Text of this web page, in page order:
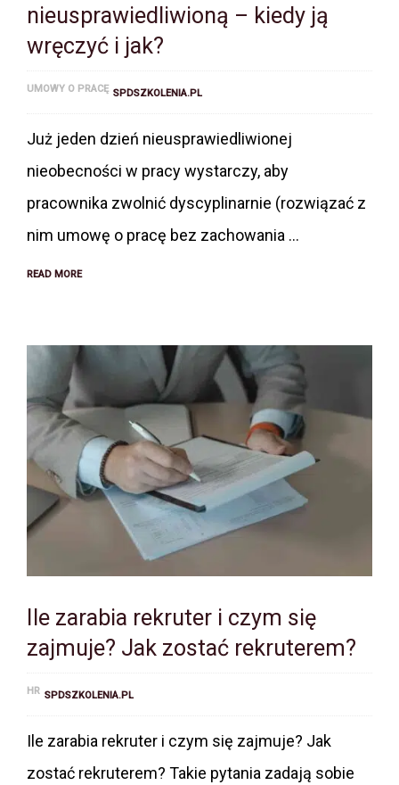
nieusprawiedliwioną – kiedy ją
wręczyć i jak?
UMOWY O PRACĘ SPDSZKOLENIA.PL
Już jeden dzień nieusprawiedliwionej
nieobecności w pracy wystarczy, aby
pracownika zwolnić dyscyplinarnie (rozwiązać z
nim umowę o pracę bez zachowania …
READ MORE
Ile zarabia rekruter i czym się
zajmuje? Jak zostać rekruterem?
HR SPDSZKOLENIA.PL
Ile zarabia rekruter i czym się zajmuje? Jak
zostać rekruterem? Takie pytania zadają sobie